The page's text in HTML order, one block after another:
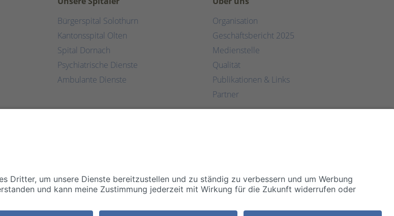
Bürgerspital Solothurn
Kantonsspital Olten
Spital Dornach
Psychiatrische Dienste
Ambulante Dienste
Organisation
Geschäftsbericht 2025
Medienstelle
Qualität
Publikationen & Links
Partner
MEDIZINISCH TOP. MENSCHLICH NAH.